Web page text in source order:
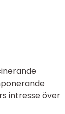
intresse över